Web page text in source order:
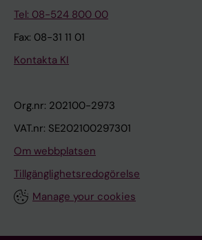
Tel: 08-524 800 00
Fax: 08-31 11 01
Kontakta KI
Org.nr: 202100-2973
VAT.nr: SE202100297301
Om webbplatsen
Tillgänglighetsredogörelse
Manage your cookies